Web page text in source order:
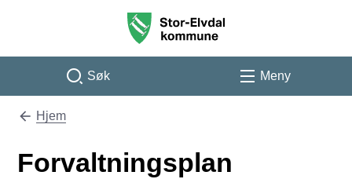
Stor-Elvdal kommune
Søk Meny
Du er her:
Hjem
Forvaltningsplan